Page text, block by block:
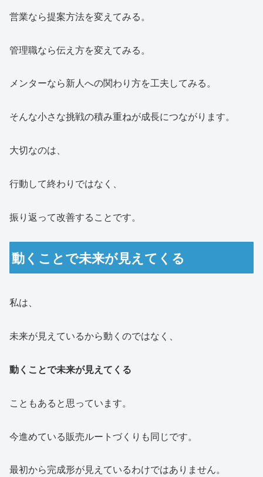
営業なら提案方法を変えてみる。
管理職なら伝え方を変えてみる。
メンターなら新人への関わり方を工夫してみる。
そんな小さな挑戦の積み重ねが成長につながります。
大切なのは、
行動して終わりではなく、
振り返って改善することです。
動くことで未来が見えてくる
私は、
未来が見えているから動くのではなく、
動くことで未来が見えてくる
こともあると思っています。
今進めている販売ルートづくりも同じです。
最初から完成形が見えているわけではありません。